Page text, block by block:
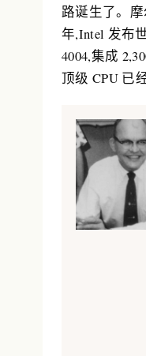
路诞生了。
年,Intel 发布
4004,集成
顶级 CPU 已